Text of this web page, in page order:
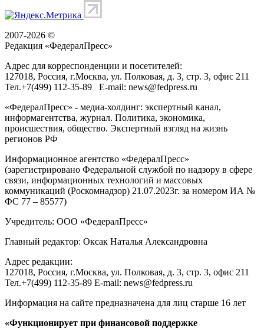
2007-2026 ©
Редакция «ФедералПресс»
Адрес для корреспонденции и посетителей:
127018, Россия, г.Москва, ул. Полковая, д. 3, стр. 3, офис 211
Тел.+7(499) 112-35-89 E-mail: news@fedpress.ru
«ФедералПресс» - медиа-холдинг: экспертный канал,
информагентства, журнал. Политика, экономика,
происшествия, общество. Экспертный взгляд на жизнь
регионов РФ
Информационное агентство «ФедералПресс»
(зарегистрировано Федеральной службой по надзору в сфере
связи, информационных технологий и массовых
коммуникаций (Роскомнадзор) 21.07.2023г. за номером ИА №
ФС 77 – 85577)
Учредитель: ООО «ФедералПресс»
Главный редактор: Оксак Наталья Александровна
Адрес редакции:
127018, Россия, г.Москва, ул. Полковая, д. 3, стр. 3, офис 211
Тел.+7(499) 112-35-89 E-mail: news@fedpress.ru
Информация на сайте предназначена для лиц старше 16 лет
«Функционирует при финансовой поддержке